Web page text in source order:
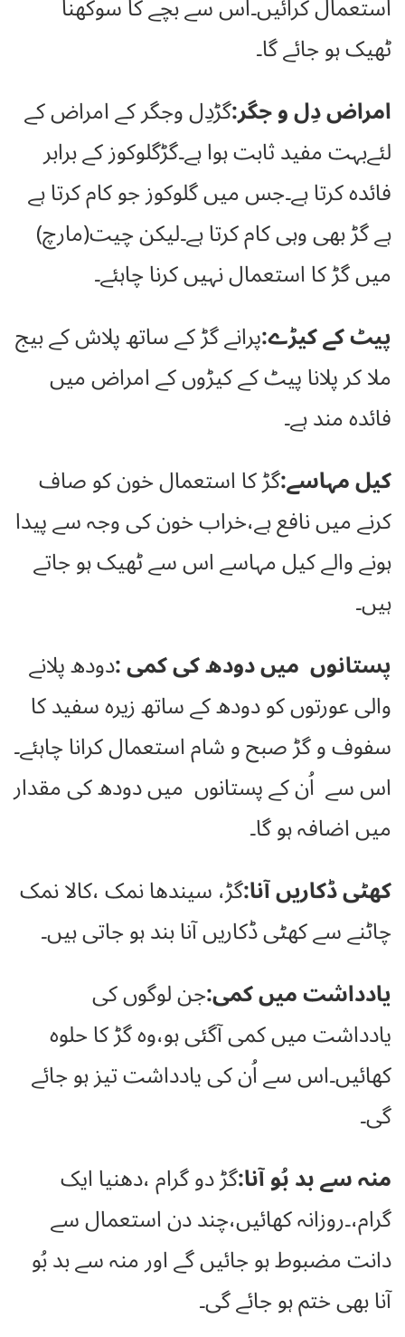
ٹھیک ہو جائے گا۔
امراض دِل و جگر:گڑدِل وجگر کے امراض کے
لئےبہت مفید ثابت ہوا ہے۔گڑگلوکوز کے برابر
فائدہ کرتا ہے۔جس میں گلوکوز جو کام کرتا ہے
ہے گڑ بھی وہی کام کرتا ہے۔لیکن چیت(مارچ)
میں گڑ کا استعمال نہیں کرنا چاہئے۔
پیٹ کے کیڑے:پرانے گڑ کے ساتھ پلاش کے بیج
ملا کر پلانا پیٹ کے کیڑوں کے امراض میں
فائدہ مند ہے۔
کیل مہاسے:گڑ کا استعمال خون کو صاف
کرنے میں نافع ہے،خراب خون کی وجہ سے پیدا
ہونے والے کیل مہاسے اس سے ٹھیک ہو جاتے
ہیں۔
پستانوں میں دودھ کی کمی :دودھ پلانے
والی عورتوں کو دودھ کے ساتھ زیرہ سفید کا
سفوف و گڑ صبح و شام استعمال کرانا چاہئے۔
اس سے اُن کے پستانوں میں دودھ کی مقدار
میں اضافہ ہو گا۔
کھٹی ڈکاریں آنا:گڑ، سیندھا نمک ،کالا نمک
چاٹنے سے کھٹی ڈکاریں آنا بند ہو جاتی ہیں۔
یادداشت میں کمی:جن لوگوں کی
یادداشت میں کمی آگئی ہو،وہ گڑ کا حلوہ
کھائیں۔اس سے اُن کی یادداشت تیز ہو جائے
گی۔
منہ سے بد بُو آنا:گڑ دو گرام ،دھنیا ایک
گرام،۔روزانہ کھائیں،چند دن استعمال سے
دانت مضبوط ہو جائیں گے اور منہ سے بد بُو
آنا بھی ختم ہو جائے گی۔